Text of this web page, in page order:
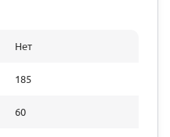
Нет
185
60